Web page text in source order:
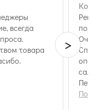
всегда
товара
салона,
>